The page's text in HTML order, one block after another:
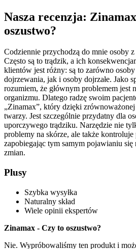
Nasza recenzja:
oszustwo?
Codziennie przychodzą do mnie osoby
Często są to trądzik, a ich
klientów jest różny: są to zarówno osoby
dojrzewania, jak i osoby dojrzałe. Jako
rozumiem, że głównym problemem jest
organizmu. Dlatego radzę swoim
„Zinamax”, który dzięki
twarzy. Jest szczególnie przydatny dla
uporczywego trądziku. Narzędzie nie
problemy na skórze, ale także kontroluje
zapobiegając tym samym pojawianiu
zmian.
Plusy
Szybka wysyłka
Naturalny skład
Wiele opinii ekspertów
Zinamax - Czy to oszustwo?
Nie. Wypróbowaliśmy ten produkt i